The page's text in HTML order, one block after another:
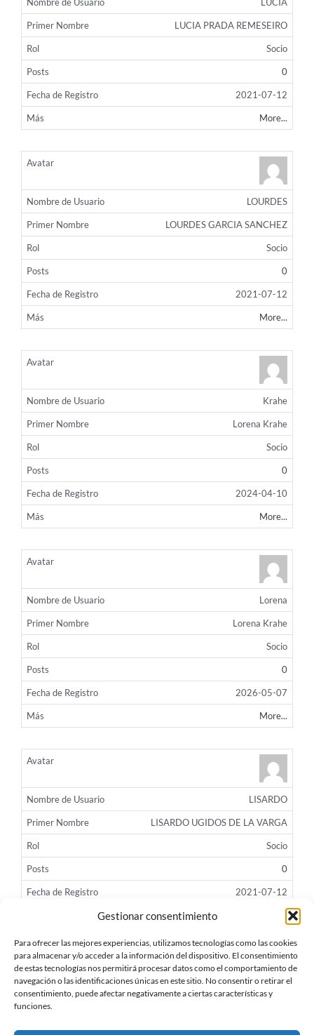
Gestionar consentimiento
Para ofrecer las mejores experiencias, utilizamos tecnologías como las cookies
para almacenar y/o acceder a la información del dispositivo. El consentimiento
de estas tecnologías nos permitirá procesar datos como el comportamiento de
navegación o las identificaciones únicas en este sitio. No consentir o retirar el
consentimiento, puede afectar negativamente a ciertas características y
funciones.
LUCIA PRADA REMESEIRO
Socio
0
2021-07-12
More...
LOURDES
LOURDES GARCIA SANCHEZ
Socio
0
2021-07-12
More...
Krahe
Lorena Krahe
Socio
0
2024-04-10
More...
Lorena
Lorena Krahe
Socio
0
2026-05-07
More...
LISARDO
LISARDO UGIDOS DE LA VARGA
Socio
0
2021-07-12
«« First « Prev...234 56...10... Next » Last »»